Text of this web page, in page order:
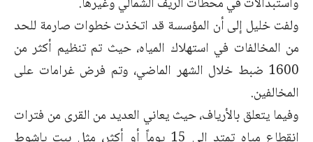
واستبدالات في محطات الريف الشمالي وغيرها.
ولفت خليل إلى أن المؤسسة قد اتخذت خطوات صارمة للحد
من المخالفات في استهلاك المياه، حيث تم تنظيم أكثر من
1600 ضبط خلال الشهر الماضي، وتم فرض غرامات على
المخالفين.
وفيما يتعلق بالأرياف، حيث يعاني العديد من القرى من فترات